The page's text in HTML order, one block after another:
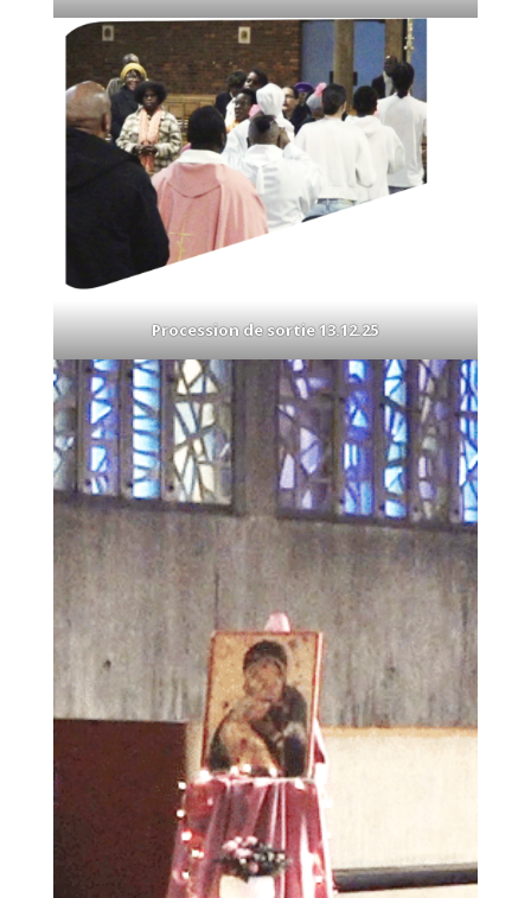
Procession de sortie 13.12.25